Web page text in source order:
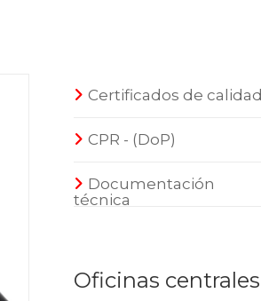
Certificados de calidad
CPR - (DoP)
Documentación
técnica
Oficinas centrales